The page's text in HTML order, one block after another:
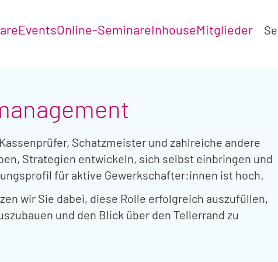
EventsOnline-SeminareInhouseMitglieder
Schatzmeister und zahlreiche andere
Strategien entwickeln, sich selbst einbringen und
für aktive Gewerkschafter:innen ist hoch.
wir Sie dabei, diese Rolle erfolgreich auszufüllen,
und den Blick über den Tellerrand zu